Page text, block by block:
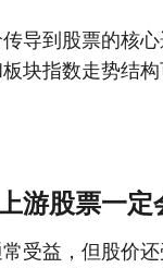
导到股票的核
块指数走势结构
游股票一定
受益，但股价